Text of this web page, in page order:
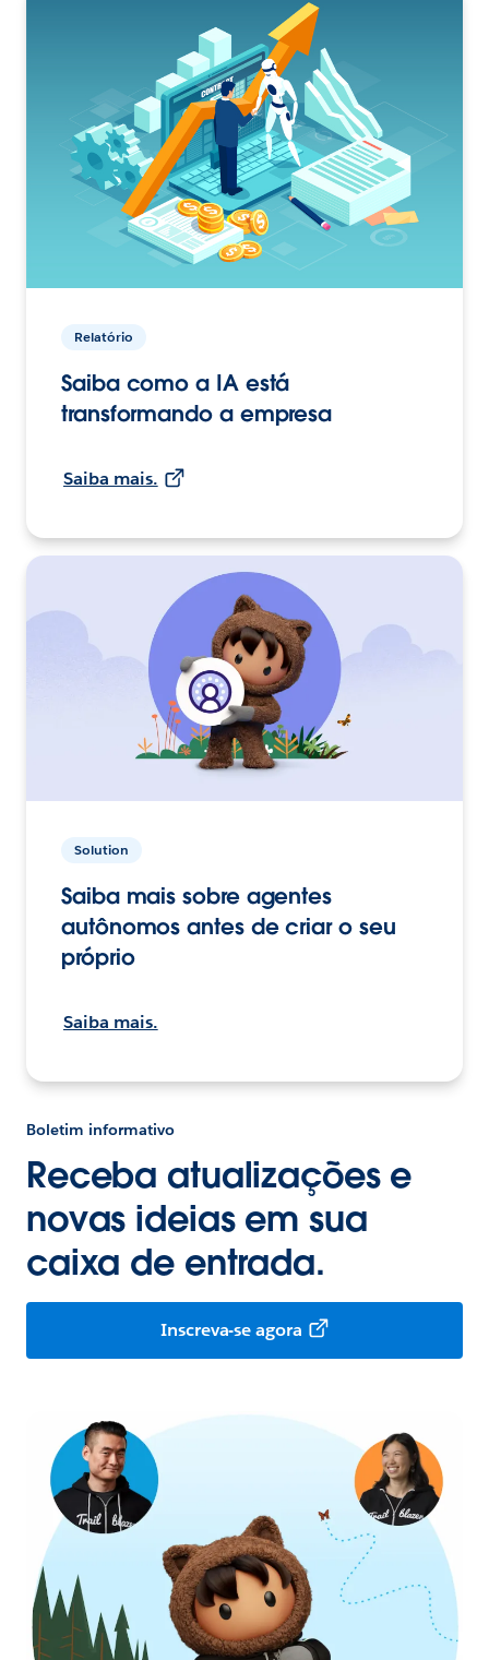
Relatório
Saiba como a IA está
transformando a empresa
Saiba mais.
Solution
Saiba mais sobre agentes
autônomos antes de criar o seu
próprio
Saiba mais.
Boletim informativo
Receba atualizações e
novas ideias em sua
caixa de entrada.
Inscreva-se agora